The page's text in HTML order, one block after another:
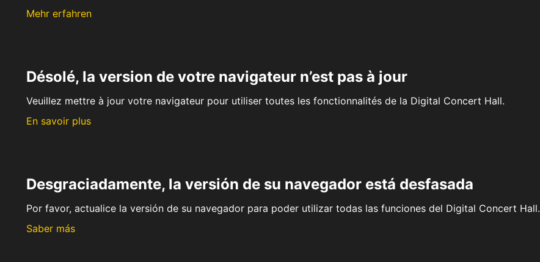
Mehr erfahren
Désolé, la version de votre navigateur n’est pas à jour
Veuillez mettre à jour votre navigateur pour utiliser toutes les fonctionnalités de la Digital Concert Hall.
En savoir plus
Desgraciadamente, la versión de su navegador está desfasada
Por favor, actualice la versión de su navegador para poder utilizar todas las funciones del Digital Concert Hall.
Saber más